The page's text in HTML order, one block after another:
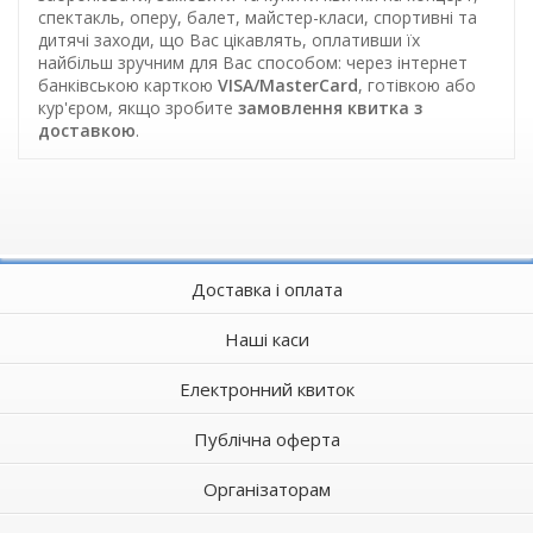
спектакль, оперу, балет, майстер-класи, спортивні та
дитячі заходи, що Вас цікавлять, оплативши їх
найбільш зручним для Вас способом: через інтернет
банківською карткою VISA/MasterCard, готівкою або
кур'єром, якщо зробите замовлення квитка з
доставкою.
Доставка і оплата
Наші каси
Електронний квиток
Публічна оферта
Організаторам